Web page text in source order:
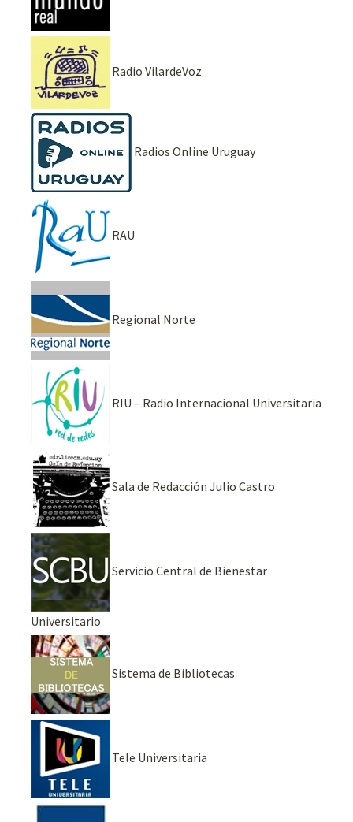
Radio VilardeVoz
Radios Online Uruguay
RAU
Regional Norte
RIU – Radio Internacional Universitaria
Sala de Redacción Julio Castro
Servicio Central de Bienestar
Universitario
Sistema de Bibliotecas
Tele Universitaria